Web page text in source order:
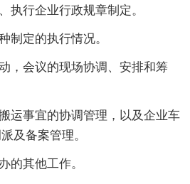
行企业行政规章制定。
定的执行情况。
会议的现场协调、安排和筹
事宜的协调管理，以及企业车
及备案管理。
其他工作。